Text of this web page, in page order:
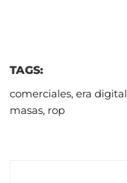
TAGS:
comerciales, era digital
masas, rop